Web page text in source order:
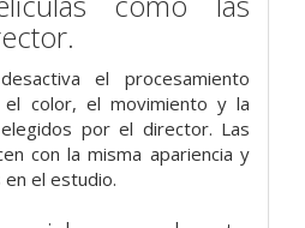
el procesamiento
el color, el movimiento y la
por el director. Las
con la misma apariencia y
en el estudio.